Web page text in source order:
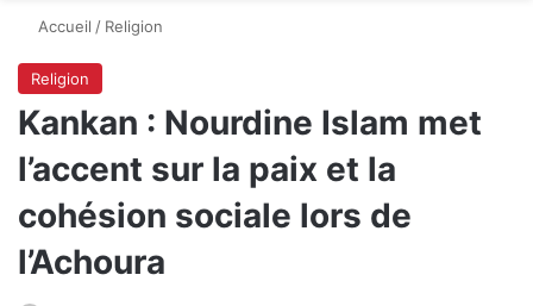
Accueil / Religion
Religion
Kankan : Nourdine Islam met
l’accent sur la paix et la
cohésion sociale lors de
l’Achoura